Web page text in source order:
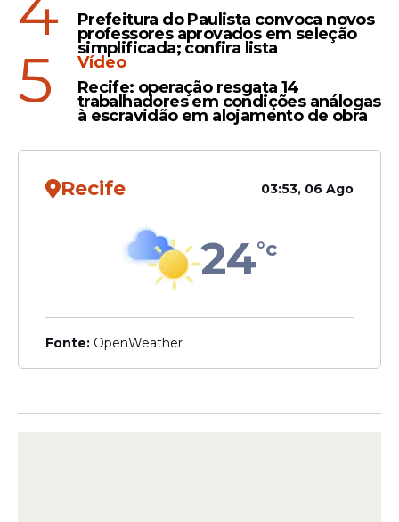
Irregularidades
Neoenergia identifica
seria SUFICIENTE para
abastecer 420 CASAS, em
CONFIRA DETALHES
Veja Também
Prefeitura do Paulista convoca novos
professores aprovados em seleção
simplificada; confira lista
5
Vídeo
Recife: operação resgata 14
trabalhadores em condições análogas
à escravidão em alojamento de obra
Recife 03:53, 06 Ago
24°c
Fonte: OpenWeather